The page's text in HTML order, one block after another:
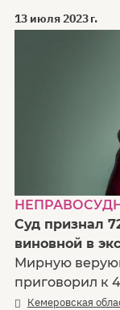
13 июля 2023 г.
Суд признал
виновной в
Мирную
приговорил к
Кемеровская